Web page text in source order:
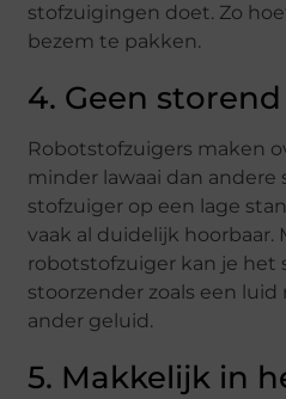
stofzuigingen doet. Zo
bezem te pakken.
4. Geen
Robotstofzuigers maken
minder lawaai dan andere
stofzuiger op een lage
vaak al duidelijk hoorbaar.
robotstofzuiger kan je het
stoorzender zoals een
ander geluid.
5. Makkelijk in